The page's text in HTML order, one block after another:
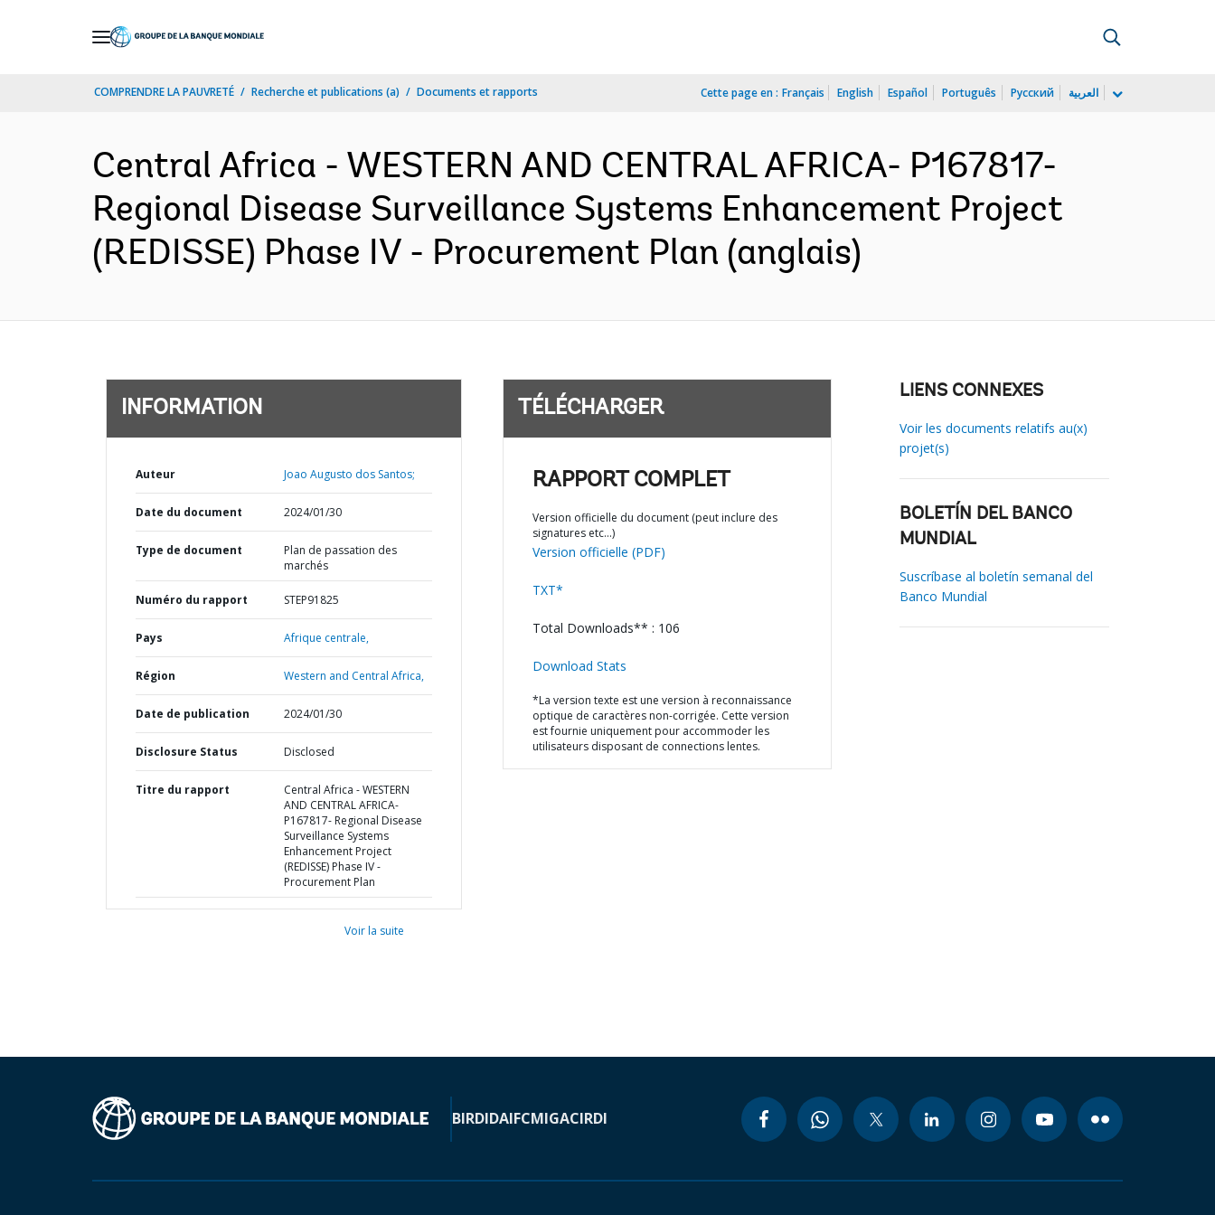
COMPRENDRE LA PAUVRETÉ Recherche et publications (a) Documents et rapports Cette page en : Français English Español Português Русский العربية
Central Africa - WESTERN AND CENTRAL AFRICA- P167817-
Regional Disease Surveillance Systems Enhancement Project
(REDISSE) Phase IV - Procurement Plan (anglais)
INFORMATION
Auteur Joao Augusto dos Santos;
Date du document 2024/01/30
Type de document
Plan de passation des
marchés
Numéro du rapport STEP91825
Pays Afrique centrale,
Région Western and Central Africa,
Date de publication 2024/01/30
Disclosure Status Disclosed
Titre du rapport
Central Africa - WESTERN
AND CENTRAL AFRICA-
P167817- Regional Disease
Surveillance Systems
Enhancement Project
(REDISSE) Phase IV -
Procurement Plan
Voir la suite
TÉLÉCHARGER
RAPPORT COMPLET
Version officielle du document (peut inclure des
signatures etc…)
Version officielle (PDF)
TXT*
Total Downloads** : 106
Download Stats
*La version texte est une version à reconnaissance
optique de caractères non-corrigée. Cette version
est fournie uniquement pour accommoder les
utilisateurs disposant de connections lentes.
LIENS CONNEXES
Voir les documents relatifs au(x)
projet(s)
BOLETÍN DEL BANCO
MUNDIAL
Suscríbase al boletín semanal del
Banco Mundial
BIRDIDAIFCMIGACIRDI